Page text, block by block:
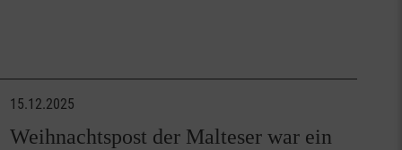
15.12.2025
Weihnachtspost der Malteser war ein